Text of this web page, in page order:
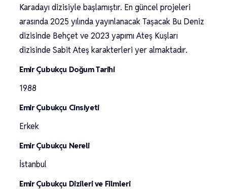
Karadayı dizisiyle başlamıştır. En güncel projeleri
arasında 2025 yılında yayınlanacak Taşacak Bu Deniz
dizisinde Behçet ve 2023 yapımı Ateş Kuşları
dizisinde Sabit Ateş karakterleri yer almaktadır.
Emir Çubukçu Doğum Tarihi
1988
Emir Çubukçu Cinsiyeti
Erkek
Emir Çubukçu Nereli
İstanbul
Emir Çubukçu Dizileri ve Filmleri